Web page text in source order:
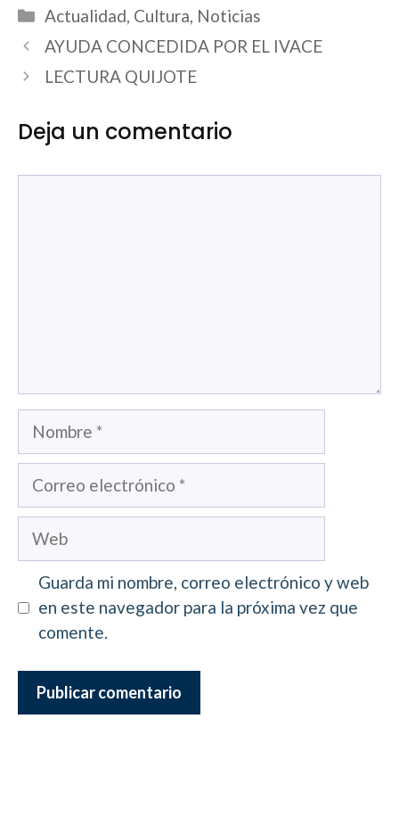
Categorías
Actualidad Cultura Noticias
AYUDA CONCEDIDA POR EL IVACE
LECTURA QUIJOTE
Deja un comentario
Nombre
Correo
Web
Guarda mi nombre, correo electrónico y web
en este navegador para la próxima vez que
comente.